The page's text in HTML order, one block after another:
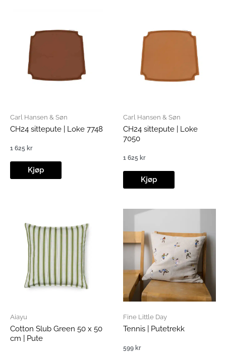
Carl Hansen & Søn
CH24 sittepute | Loke 7748
1 625 kr
Kjøp
Carl Hansen & Søn
CH24 sittepute | Loke
7050
1 625 kr
Kjøp
Aiayu
Cotton Slub Green 50 x 50
cm | Pute
Fine Little Day
Tennis | Putetrekk
599 kr